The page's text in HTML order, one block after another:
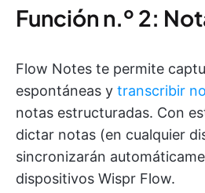
Función n.º 2:
Flow Notes te permite
espontáneas y transcribir
notas estructuradas. Con
dictar notas (en cualquier
sincronizarán
dispositivos Wispr Flow.